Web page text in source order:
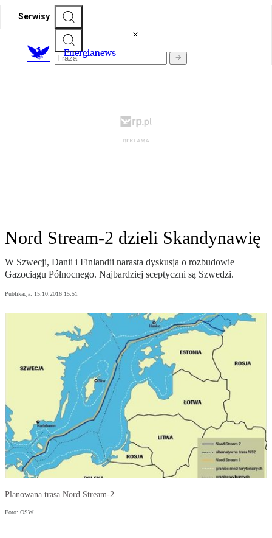
Serwisy
Energianews
Nord Stream-2 dzieli Skandynawię
W Szwecji, Danii i Finlandii narasta dyskusja o rozbudowie
Gazociągu Północnego. Najbardziej sceptyczni są Szwedzi.
Publikacja: 15.10.2016 15:51
Planowana trasa Nord Stream-2
Foto: OSW